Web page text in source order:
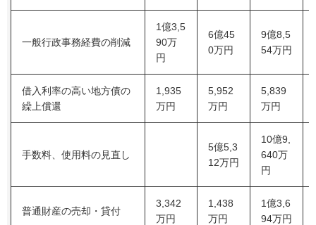
一般行政事務経費の削減
1億3,5
90万
円
6億45
0万円
9億8,5
54万円
借入利率の高い地方債の
繰上償還
1,935
万円
5,952
万円
5,839
万円
手数料、使用料の見直し
5億5,3
12万円
10億9,
640万
円
普通財産の売却・貸付
3,342
万円
1,438
万円
1億3,6
94万円